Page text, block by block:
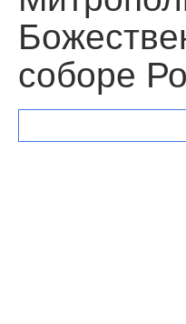
соборе